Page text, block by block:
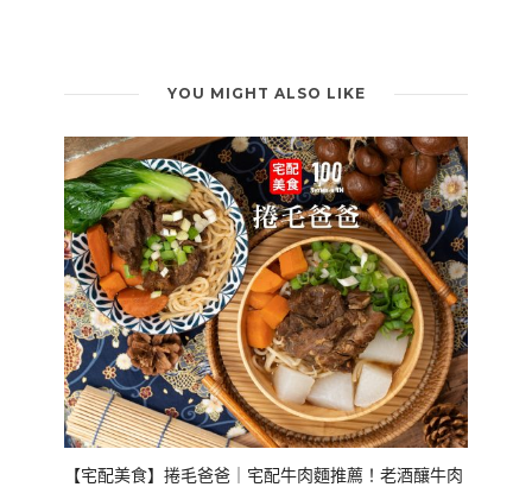
YOU MIGHT ALSO LIKE
【宅配美食】捲毛爸爸｜宅配牛肉麵推薦！老酒釀牛肉